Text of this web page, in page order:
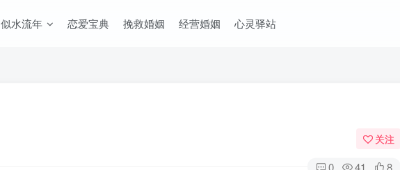
似水流年 恋爱宝典 挽救婚姻 经营婚姻 心灵驿站
关注
0 41 8